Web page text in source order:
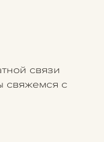
связи
свяжемся с